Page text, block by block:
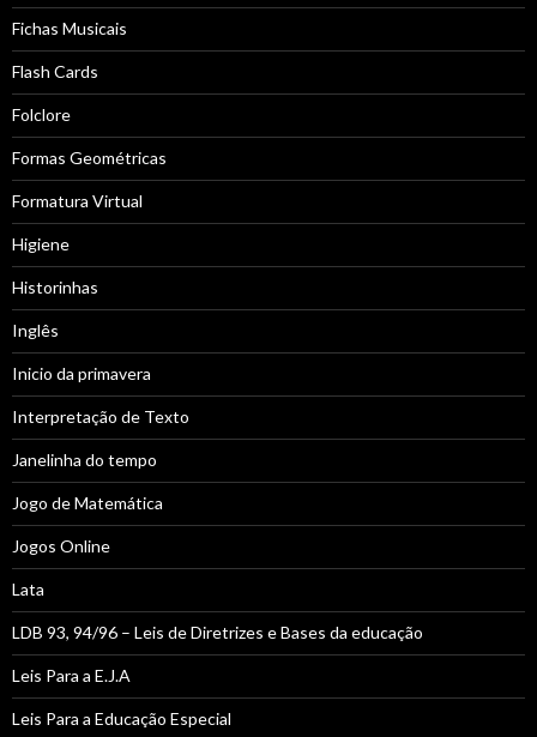
Fichas Musicais
Flash Cards
Folclore
Formas Geométricas
Formatura Virtual
Higiene
Historinhas
Inglês
Inicio da primavera
Interpretação de Texto
Janelinha do tempo
Jogo de Matemática
Jogos Online
Lata
LDB 93, 94/96 – Leis de Diretrizes e Bases da educação
Leis Para a E.J.A
Leis Para a Educação Especial